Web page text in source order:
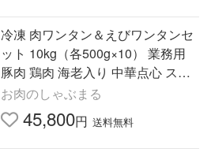
冷凍 肉ワンタン＆えびワンタンセ
ット 10kg（各500g×10） 業務用
豚肉 鶏肉 海老入り 中華点心 スー
プ 水餃子 ワンタンスープ 鍋 おか
ず お取り寄せ 冷凍 爆買
お肉のしゃぶまる
45,800円 送料無料